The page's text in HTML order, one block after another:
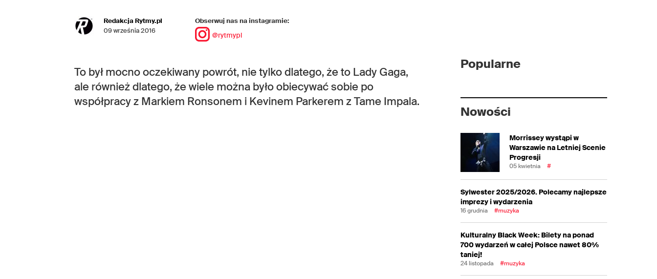
Redakcja Rytmy.pl
09 września 2016
Obserwuj nas na instagramie:
@rytmypl
To był mocno oczekiwany powrót, nie tylko dlatego, że to Lady Gaga,
ale również dlatego, że wiele można było obiecywać sobie po
współpracy z Markiem Ronsonem i Kevinem Parkerem z Tame Impala.
Popularne
Nowości
Morrissey wystąpi w
Warszawie na Letniej Scenie
Progresji
05 kwietnia #
Sylwester 2025/2026. Polecamy najlepsze
imprezy i wydarzenia
16 grudnia #muzyka
Kulturalny Black Week: Bilety na ponad
700 wydarzeń w całej Polsce nawet 80%
taniej!
24 listopada #muzyka